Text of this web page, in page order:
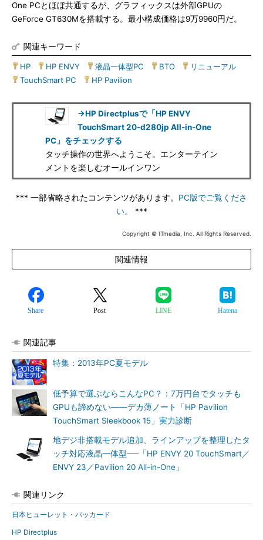
One PCとほぼ共通するが、グラフィックスは外部GPUの
GeForce GT630Mを搭載する。最小構成価格は9万9960円だ。
関連キーワード
HP HP ENVY 液晶一体型PC BTO リニューアル
TouchSmart PC
HP Pavilion
→HP Directplusで「HP ENVY
TouchSmart 20-d280jp All-in-One
PC」をチェックする
タッチ操作の世界へようこそ。エンターテイン
メントを楽しむオールインワン
*** 一部省略されたコンテンツがあります。 PC版でご覧くださ
い。
***
Copyright © ITmedia, Inc. All Rights Reserved.
関連情報
Share Post LINE Hatena
関連記事
特集：2013年PC夏モデル
低予算で選ぶならこんなPC？：7万円台でタッチも
GPUも諦めない――デカ薄ノート「HP Pavilion
TouchSmart Sleekbook 15」実力診断
地デジ非搭載モデル追加、ラインアップを整理したタ
ッチ対応液晶一体型──「HP ENVY 20 TouchSmart／
ENVY 23／Pavilion 20 All-in-One」
関連リンク
日本ヒューレット・パッカード
HP Directplus